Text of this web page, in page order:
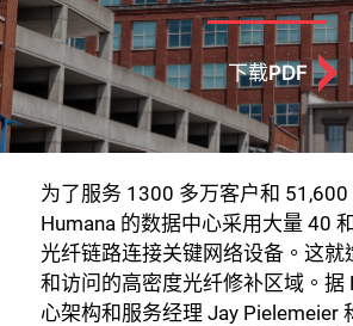
下载PDF
为了服务 1300 多万客户和 51,600
Humana 的数据中心采用大量 40
光纤链路连接关键网络设备。这就
和访问的高密度光纤修补区域。据
心架构和服务经理 Jay Pielemeier